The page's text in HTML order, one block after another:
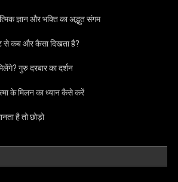
ज्ञान और भक्ति का अद्भुत संगम
से कब और कैसा दिखता है?
गुरु दरबार का दर्शन
के मिलन का ध्यान कैसे करें
है तो छोड़ो